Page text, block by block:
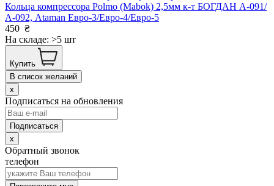
Кольца компрессора Polmo (Mabok) 2,5мм к-т БОГДАН А-091/
А-092, Ataman Евро-3/Евро-4/Евро-5
450 ₴
На складе: >5 шт
Купить
В список желаний
x
Подписаться на обновления
x
Обратный звонок
телефон